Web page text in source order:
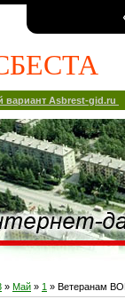
вариант Asbrest-gid.ru
» Май » 1 » Ветеранам